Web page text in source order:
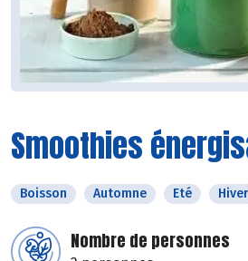
Smoothies
Boisson Automne Eté Hiver
Nombre de personnes